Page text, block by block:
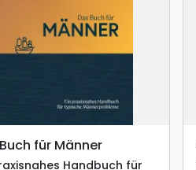
searchAPERÇU RAPIDE
für Männer
Handbuch für